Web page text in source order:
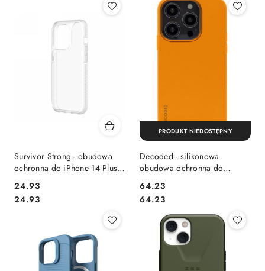
Survivor Strong - obudowa
ochronna do iPhone 14 Plus
Cena:
24.93
Cena:
24.93
Decoded - silikonowa
obudowa ochronna do
MagSafe (apricot)
Cena:
64.23
Cena:
64.23
PRODUKT NIEDOSTĘPNY